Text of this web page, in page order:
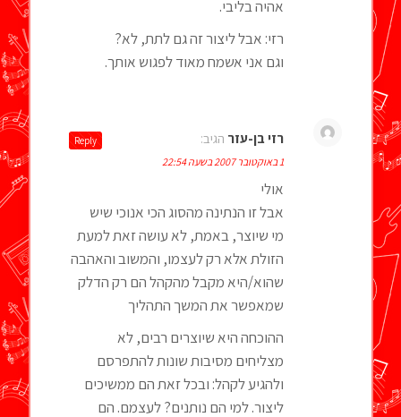
אהיה בליבי.
רזי: אבל ליצור זה גם לתת, לא?
וגם אני אשמח מאוד לפגוש אותך.
רזי בן-עזר הגיב:
1 באוקטובר 2007 בשעה 22:54
אולי
אבל זו הנתינה מהסוג הכי אנוכי שיש
מי שיוצר, באמת, לא עושה זאת למעת
הזולת אלא רק לעצמו, והמשוב והאהבה
שהוא/היא מקבל מהקהל הם רק הדלק
שמאפשר את המשך התהליך
ההוכחה היא שיוצרים רבים, לא
מצליחים מסיבות שונות להתפרסם
ולהגיע לקהל: ובכל זאת הם ממשיכים
ליצור. למי הם נותנים? לעצמם. הם
Reply